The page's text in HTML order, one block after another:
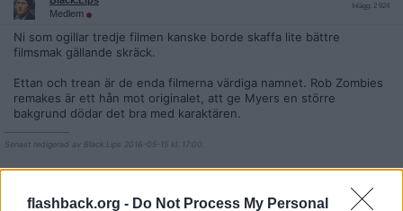
flashback.org - Do Not Process My Personal
Medlem
Inlägg: 2 924
Ni som ogillar tredje filmen kanske borde skaffa lite bättre
filmsmak gällande skräck.
Ettan och trean är de enda filmerna värdiga namnet. Rob Zombies
remakes är ett hån mot originalet, att ge Myers en större
bakgrund dödar det bra med karaktären.
Senast redigerad av Black.Lips 2016-05-15 kl. 17:00.
Citera